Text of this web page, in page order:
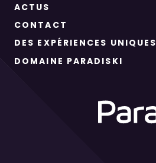
ACTUS
CONTACT
DES EXPÉRIENCES UNIQUES
DOMAINE PARADISKI